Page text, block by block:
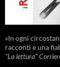
«In ogni
racconti e una
"La lettura"